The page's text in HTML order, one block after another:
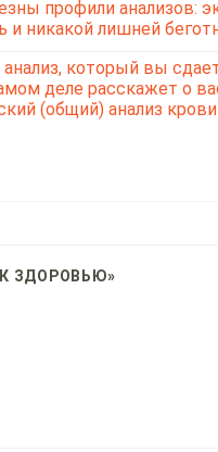
профили анализов:
и никакой лишней
который вы
деле расскажет о
(общий) анализ крови
ЗДОРОВЬЮ»